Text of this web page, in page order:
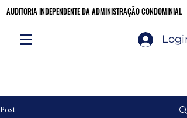
AUDITORIA INDEPENDENTE DA ADMINISTRAÇÃO CONDOMINIAL
AUDITORIA INDEPENDENTE DA ADMINISTRAÇÃO CONDOMINIAL
Login
Post